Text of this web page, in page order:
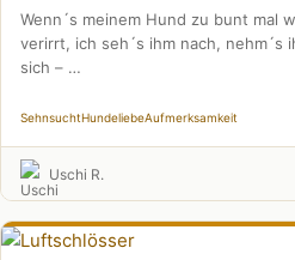
Wenn´s meinem Hund zu bunt mal
verirrt, ich seh´s ihm nach, nehm´s
sich – …
SehnsuchtHundeliebeAufmerksamkeit
Uschi R.